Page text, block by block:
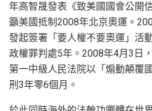
年高智晟發表《致美國國會公開
籲美國抵制2008年北京奧運。
發起簽署「要人權不要奧運」活
政權罪判處5年。2008年4月3日
第一中級人民法院以「煽動顛覆
刑3年零6個月。